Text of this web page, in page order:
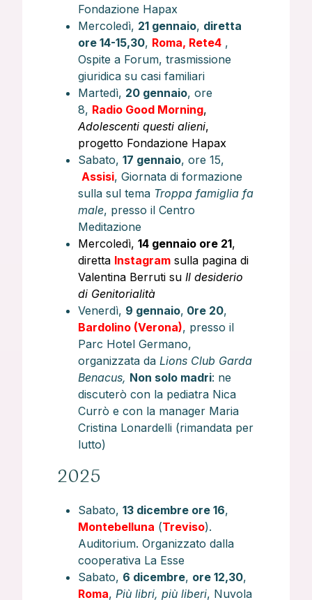
Fondazione Hapax
Mercoledì, 21 gennaio, diretta
ore 14-15,30, Roma, Rete4 ,
Ospite a Forum, trasmissione
giuridica su casi familiari
Martedì, 20 gennaio, ore
8, Radio Good Morning,
Adolescenti questi alieni,
progetto Fondazione Hapax
Sabato,17 gennaio, ore 15,
Assisi, Giornata di formazione
sulla sul tema Troppa famiglia fa
male, presso il Centro
Meditazione
Mercoledì,14 gennaio ore 21,
diretta Instagram sulla pagina di
Valentina Berruti suIl desiderio
di Genitorialità
Venerdì, 9 gennaio, 0re 20,
Bardolino (Verona), presso il
Parc Hotel Germano,
organizzata daLions Club Garda
Benacus, Non solo madri: ne
discuterò con la pediatra Nica
Currò e con la manager Maria
Cristina Lonardelli (rimandata per
lutto)
2025
Sabato,13 dicembre ore 16,
Montebelluna (Treviso).
Auditorium. Organizzato dalla
cooperativa La Esse
Sabato, 6 dicembre, ore 12,30,
Roma,Più libri, più liberi, Nuvola